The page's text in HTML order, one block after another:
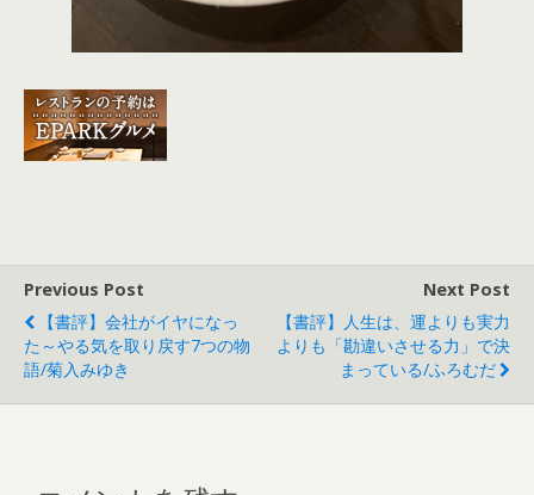
Previous Post
【書評】会社がイヤになっ
た～やる気を取り戻す7つの物
語/菊入みゆき
Next Post
【書評】人生は、運よりも実力
よりも「勘違いさせる力」で決
まっている/ふろむだ